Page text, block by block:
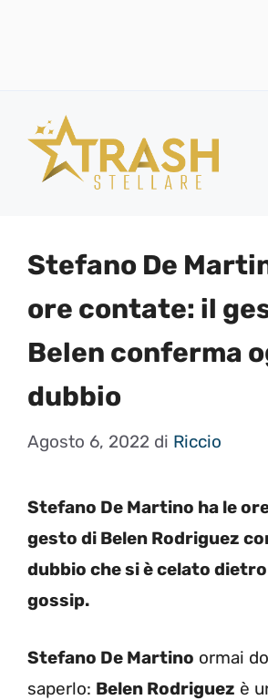
contenuto
Stefano De
ore contate: il
Belen conferma
dubbio
Agosto 6, 2022 di Riccio
Stefano De Martino ha le
gesto di Belen Rodriguez
dubbio che si è celato
gossip.
Stefano De Martino ormai
saperlo: Belen Rodriguez è